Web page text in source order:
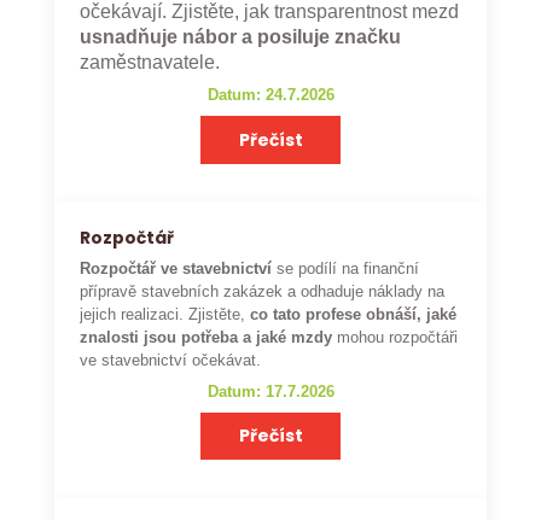
očekávají. Zjistěte, jak transparentnost mezd
usnadňuje nábor a posiluje značku
zaměstnavatele.
Datum: 24.7.2026
Přečíst
Rozpočtář
Rozpočtář ve stavebnictví se podílí na finanční
přípravě stavebních zakázek a odhaduje náklady na
jejich realizaci. Zjistěte,co tato profese obnáší, jaké
znalosti jsou potřeba a jaké mzdy mohou rozpočtáři
ve stavebnictví očekávat.
Datum: 17.7.2026
Přečíst